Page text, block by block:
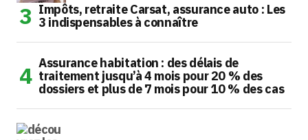
Impôts, retraite Carsat, assurance auto : Les
3 indispensables à connaître
Assurance habitation : des délais de
traitement jusqu’à 4 mois pour 20 % des
dossiers et plus de 7 mois pour 10 % des cas